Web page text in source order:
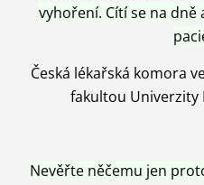
vyhoření. Cítí se na dně
Česká lékařská komora
fakultou Univerzity
Nevěřte něčemu jen